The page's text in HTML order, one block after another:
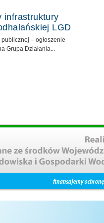
infrastruktury
LGD
– ogłoszenie
Grupa Działania...